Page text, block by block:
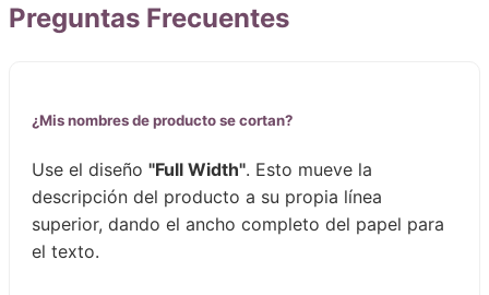
Preguntas Frecuentes
¿Mis nombres de producto se cortan?
Use el diseño "Full Width". Esto mueve la
descripción del producto a su propia línea
superior, dando el ancho completo del papel para
el texto.